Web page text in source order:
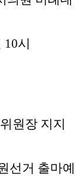
시
장 지지
선거 출마예